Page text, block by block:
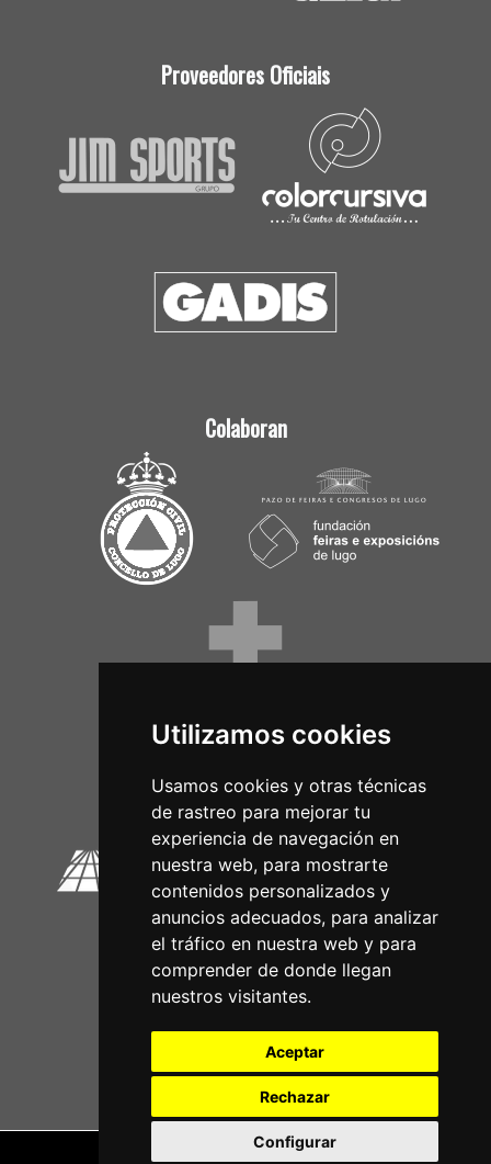
Utilizamos cookies
Usamos cookies y otras técnicas
de rastreo para mejorar tu
experiencia de navegación en
nuestra web, para mostrarte
contenidos personalizados y
anuncios adecuados, para analizar
el tráfico en nuestra web y para
comprender de donde llegan
nuestros visitantes.
Aceptar
Rechazar
Configurar
Proveedores Oficiais
Colaboran
Circuitos Oficiais
Nota legal|Política de privacidade